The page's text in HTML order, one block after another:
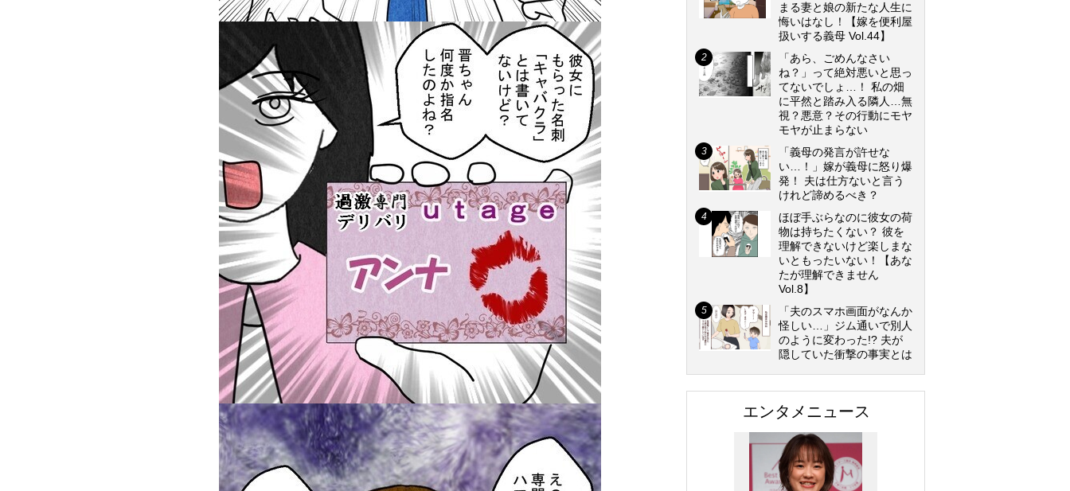
まる妻と娘の新たな人生に
悔いはなし！【嫁を便利屋
扱いする義母 Vol.44】
「あら、ごめんなさい
ね？」って絶対悪いと思っ
てないでしょ…！ 私の畑
に平然と踏み入る隣人…無
視？悪意？その行動にモヤ
モヤが止まらない
「義母の発言が許せな
い…！」嫁が義母に怒り爆
発！ 夫は仕方ないと言う
けれど諦めるべき？
ほぼ手ぶらなのに彼女の荷
物は持ちたくない？ 彼を
理解できないけど楽しまな
いともったいない！【あな
たが理解できません
Vol.8】
「夫のスマホ画面がなんか
怪しい…」ジム通いで別人
のように変わった!? 夫が
隠していた衝撃の事実とは
エンタメニュース